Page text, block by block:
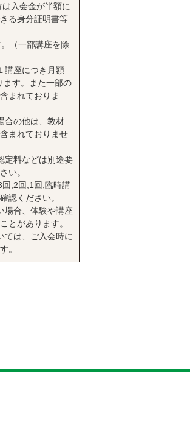
入会金が半額に
る身分証明書等
（一部講座を除
講座につき月額
ます。また一部の
まれておりま
合の他は、教材
まれておりませ
定料などは別途要
い。
,2回,1回,臨時講
認ください。
場合、体験や講座
とがあります。
ては、ご入会時に
。